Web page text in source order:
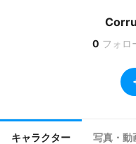
0 フォロ
キャラクター 写真・動